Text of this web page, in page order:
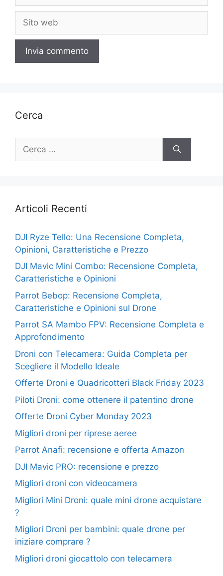
web
Cerca
per:
Articoli Recenti
DJI Ryze Tello: Una Recensione Completa,
Opinioni, Caratteristiche e Prezzo
DJI Mavic Mini Combo: Recensione Completa,
Caratteristiche e Opinioni
Parrot Bebop: Recensione Completa,
Caratteristiche e Opinioni sul Drone
Parrot SA Mambo FPV: Recensione Completa e
Approfondimento
Droni con Telecamera: Guida Completa per
Scegliere il Modello Ideale
Offerte Droni e Quadricotteri Black Friday 2023
Piloti Droni: come ottenere il patentino drone
Offerte Droni Cyber Monday 2023
Migliori droni per riprese aeree
Parrot Anafi: recensione e offerta Amazon
DJI Mavic PRO: recensione e prezzo
Migliori droni con videocamera
Migliori Mini Droni: quale mini drone acquistare
?
Migliori Droni per bambini: quale drone per
iniziare comprare ?
Migliori droni giocattolo con telecamera